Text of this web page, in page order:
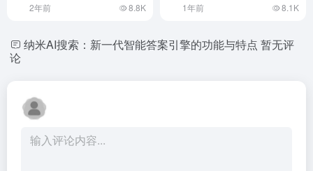
2年前 8.8K 1年前 8.1K
纳米AI搜索：新一代智能答案引擎的功能与特点 暂无评
论